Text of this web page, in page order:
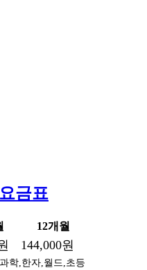
12개월
144,000원
학,한자,월드,초등